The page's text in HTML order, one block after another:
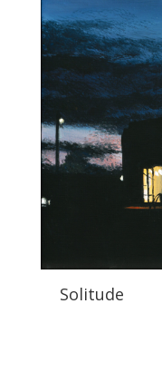
Solitude